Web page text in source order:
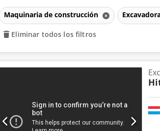
Maquinaria de construcción
Eliminar todos los filtros